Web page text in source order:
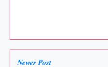
Newer Post